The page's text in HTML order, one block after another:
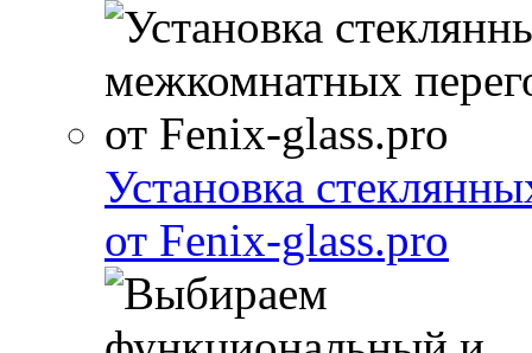
Установка
от Fenix-glass.pro